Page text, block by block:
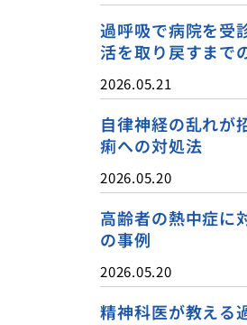
過呼吸で病院を受
活を取り戻すまで
2026.05.21
自律神経の乱れが
痢への対処法
2026.05.20
高齢者の熱中症に
の事例
2026.05.20
精神科医が教える